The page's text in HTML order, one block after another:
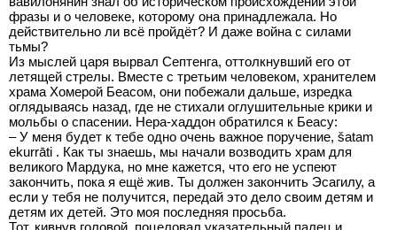
фразы и о человеке, которому она принадлежала. Но
действительно ли всё пройдёт? И даже война с силами
тьмы?
Из мыслей царя вырвал Септенга, оттолкнувший его от
летящей стрелы. Вместе с третьим человеком, хранителем
храма Хомерой Беасом, они побежали дальше, изредка
оглядываясь назад, где не стихали оглушительные крики и
мольбы о спасении. Нера-хаддон обратился к Беасу:
– У меня будет к тебе одно очень важное поручение, šatam
ekurrāti . Как ты знаешь, мы начали возводить храм для
великого Мардука, но мне кажется, что его не успеют
закончить, пока я ещё жив. Ты должен закончить Эсагилу, а
если у тебя не получится, передай это дело своим детям и
детям их детей. Это моя последняя просьба.
Тот, кивнув головой, поцеловал указательный палец и